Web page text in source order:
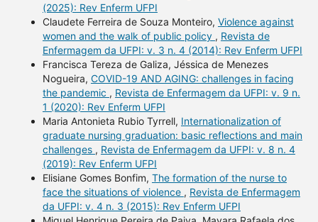
(2025): Rev Enferm UFPI
Claudete Ferreira de Souza Monteiro, Violence against
women and the walk of public policy , Revista de
Enfermagem da UFPI: v. 3 n. 4 (2014): Rev Enferm UFPI
Francisca Tereza de Galiza, Jéssica de Menezes
Nogueira, COVID-19 AND AGING: challenges in facing
the pandemic , Revista de Enfermagem da UFPI: v. 9 n.
1 (2020): Rev Enferm UFPI
Maria Antonieta Rubio Tyrrell, Internationalization of
graduate nursing graduation: basic reflections and main
challenges , Revista de Enfermagem da UFPI: v. 8 n. 4
(2019): Rev Enferm UFPI
Elisiane Gomes Bonfim, The formation of the nurse to
face the situations of violence , Revista de Enfermagem
da UFPI: v. 4 n. 3 (2015): Rev Enferm UFPI